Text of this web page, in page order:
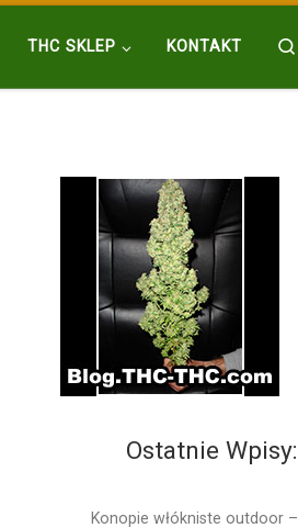
THC SKLEP KONTAKT
Ostatnie Wpisy:
Konopie włókniste outdoor –